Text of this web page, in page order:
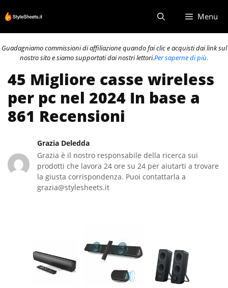
al
contenuto
Menu
Guadagniamo commissioni di affiliazione quando fai clic e acquisti dai link sul
nostro sito e siamo supportati dai nostri lettori.Per saperne di più.
45 Migliore casse wireless
per pc nel 2024 In base a
861 Recensioni
Grazia Deledda
Grazia è il nostro responsabile della ricerca sui
prodotti che lavora 24 ore su 24 per aiutarti a trovare
la giusta corrispondenza. Puoi contattarla a
grazia@stylesheets.it